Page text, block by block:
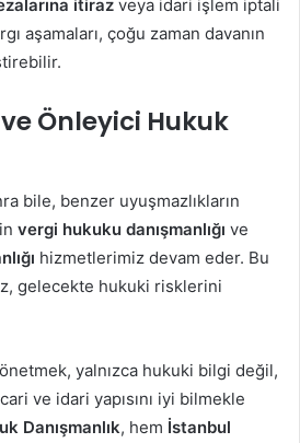
itiraz veya idari işlem iptali
aşamaları, çoğu zaman davanın
Önleyici Hukuk
bile, benzer uyuşmazlıkların
vergi hukuku danışmanlığı ve
hizmetlerimiz devam eder. Bu
gelecekte hukuki risklerini
yalnızca hukuki bilgi değil,
ve idari yapısını iyi bilmekle
Danışmanlık, hem İstanbul